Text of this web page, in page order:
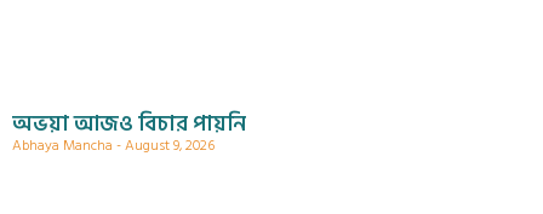
অভয়া আজও বিচার পায়নি
Abhaya Mancha August 9, 2026